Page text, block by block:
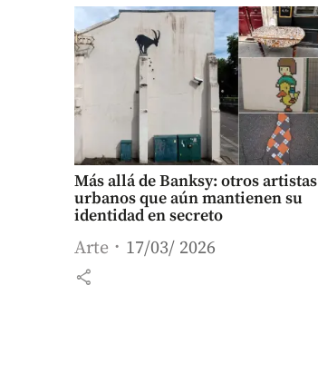
Más allá de Banksy: otros artistas
urbanos que aún mantienen su
identidad en secreto
Arte 17/03/ 2026
share